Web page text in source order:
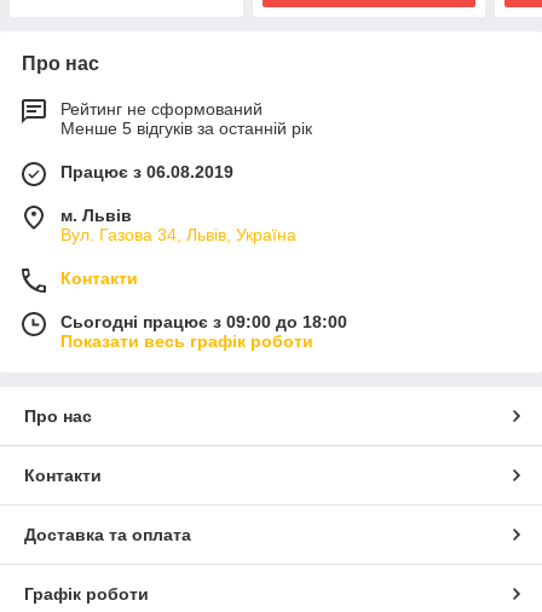
Про нас
Рейтинг не сформований
Менше 5 відгуків за останній рік
Працює з 06.08.2019
м. Львів
Вул. Газова 34, Львів, Україна
Контакти
Сьогодні працює з 09:00 до 18:00
Показати весь графік роботи
Про нас
Контакти
Доставка та оплата
Графік роботи